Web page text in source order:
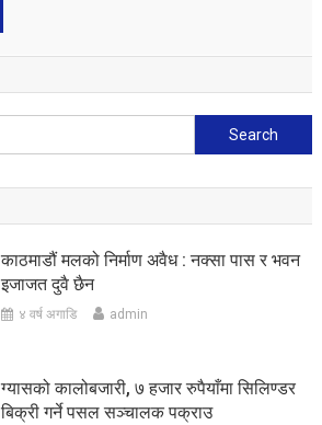
Search
for:
काठमाडौं मलको निर्माण अवैध : नक्सा पास र भवन
इजाजत दुवै छैन
४ वर्ष अगाडि admin
ग्यासको कालोबजारी, ७ हजार रुपैयाँमा सिलिण्डर
बिक्री गर्ने पसल सञ्चालक पक्राउ